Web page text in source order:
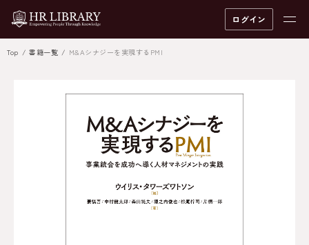
ログイン
Top 書籍一覧 M&Aシナジーを実現するPMI